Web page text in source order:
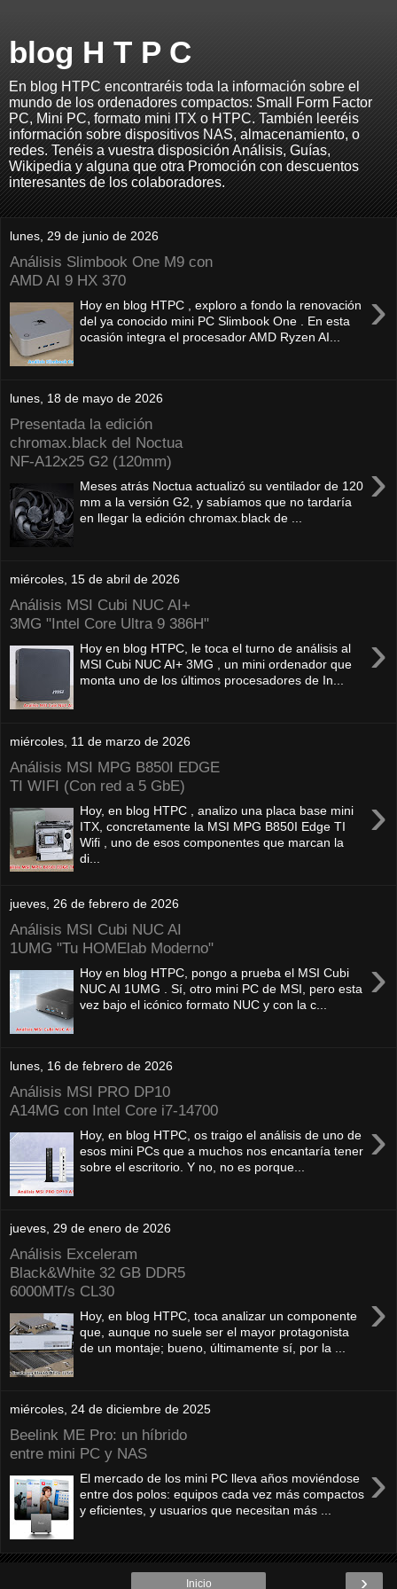
blog H T P C
En blog HTPC encontraréis toda la información sobre el
mundo de los ordenadores compactos: Small Form Factor
PC, Mini PC, formato mini ITX o HTPC. También leeréis
información sobre dispositivos NAS, almacenamiento, o
redes. Tenéis a vuestra disposición Análisis, Guías,
Wikipedia y alguna que otra Promoción con descuentos
interesantes de los colaboradores.
lunes, 29 de junio de 2026
Análisis Slimbook One M9 con
AMD AI 9 HX 370
›
Hoy en blog HTPC , exploro a fondo la renovación
del ya conocido mini PC Slimbook One . En esta
ocasión integra el procesador AMD Ryzen AI...
lunes, 18 de mayo de 2026
Presentada la edición
chromax.black del Noctua
NF‑A12x25 G2 (120mm)
›
Meses atrás Noctua actualizó su ventilador de 120
mm a la versión G2, y sabíamos que no tardaría
en llegar la edición chromax.black de ...
miércoles, 15 de abril de 2026
Análisis MSI Cubi NUC AI+
3MG "Intel Core Ultra 9 386H"
›
Hoy en blog HTPC, le toca el turno de análisis al
MSI Cubi NUC AI+ 3MG , un mini ordenador que
monta uno de los últimos procesadores de In...
miércoles, 11 de marzo de 2026
Análisis MSI MPG B850I EDGE
TI WIFI (Con red a 5 GbE)
›
Hoy, en blog HTPC , analizo una placa base mini
ITX, concretamente la MSI MPG B850I Edge TI
Wifi , uno de esos componentes que marcan la
di...
jueves, 26 de febrero de 2026
Análisis MSI Cubi NUC AI
1UMG "Tu HOMElab Moderno"
›
Hoy en blog HTPC, pongo a prueba el MSI Cubi
NUC AI 1UMG . Sí, otro mini PC de MSI, pero esta
vez bajo el icónico formato NUC y con la c...
lunes, 16 de febrero de 2026
Análisis MSI PRO DP10
A14MG con Intel Core i7-14700
›
Hoy, en blog HTPC, os traigo el análisis de uno de
esos mini PCs que a muchos nos encantaría tener
sobre el escritorio. Y no, no es porque...
jueves, 29 de enero de 2026
Análisis Exceleram
Black&White 32 GB DDR5
6000MT/s CL30
›
Hoy, en blog HTPC, toca analizar un componente
que, aunque no suele ser el mayor protagonista
de un montaje; bueno, últimamente sí, por la ...
miércoles, 24 de diciembre de 2025
Beelink ME Pro: un híbrido
entre mini PC y NAS
›
El mercado de los mini PC lleva años moviéndose
entre dos polos: equipos cada vez más compactos
y eficientes, y usuarios que necesitan más ...
›
Inicio